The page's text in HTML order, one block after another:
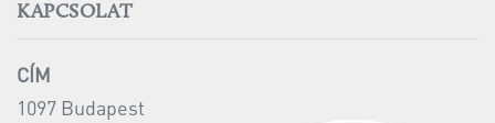
KAPCSOLAT
CÍM
1097 Budapest